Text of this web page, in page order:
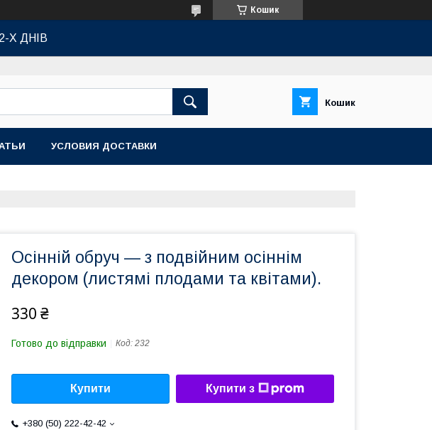
Кошик
Х ДНІВ
Кошик
УСЛОВИЯ ДОСТАВКИ
Осінній обруч — з подвійним осіннім
декором (листямі плодами та квітами).
330 ₴
Готово до відправки Код: 232
Купити Купити з
+380 (50) 222-42-42